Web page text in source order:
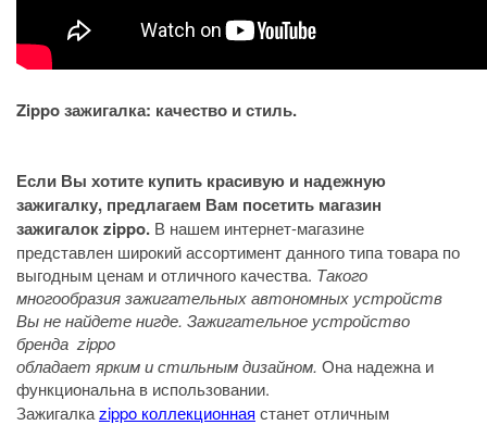
Zippo зажигалка: качество и стиль.
Если Вы хотите купить красивую и надежную
зажигалку, предлагаем Вам посетить магазин
зажигалок zippo. В нашем интернет-магазине
представлен широкий ассортимент данного типа товара по
выгодным ценам и отличного качества. Такого
многообразия зажигательных автономных устройств
Вы не найдете нигде. Зажигательное устройство
бренда zippo
обладает ярким и стильным дизайном. Она надежна и
функциональна в использовании.
Зажигалкаzippo коллекционная станет отличным